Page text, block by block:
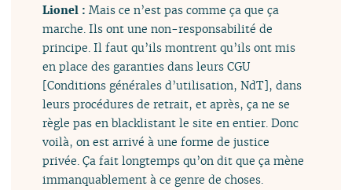
Lionel : Mais ce n’est pas comme ça que ça
marche. Ils ont une non-responsabilité de
principe. Il faut qu’ils montrent qu’ils ont mis
en place des garanties dans leurs CGU
[Conditions générales d’utilisation, NdT], dans
leurs procédures de retrait, et après, ça ne se
règle pas en blacklistant le site en entier. Donc
voilà, on est arrivé à une forme de justice
privée. Ça fait longtemps qu’on dit que ça mène
immanquablement à ce genre de choses.